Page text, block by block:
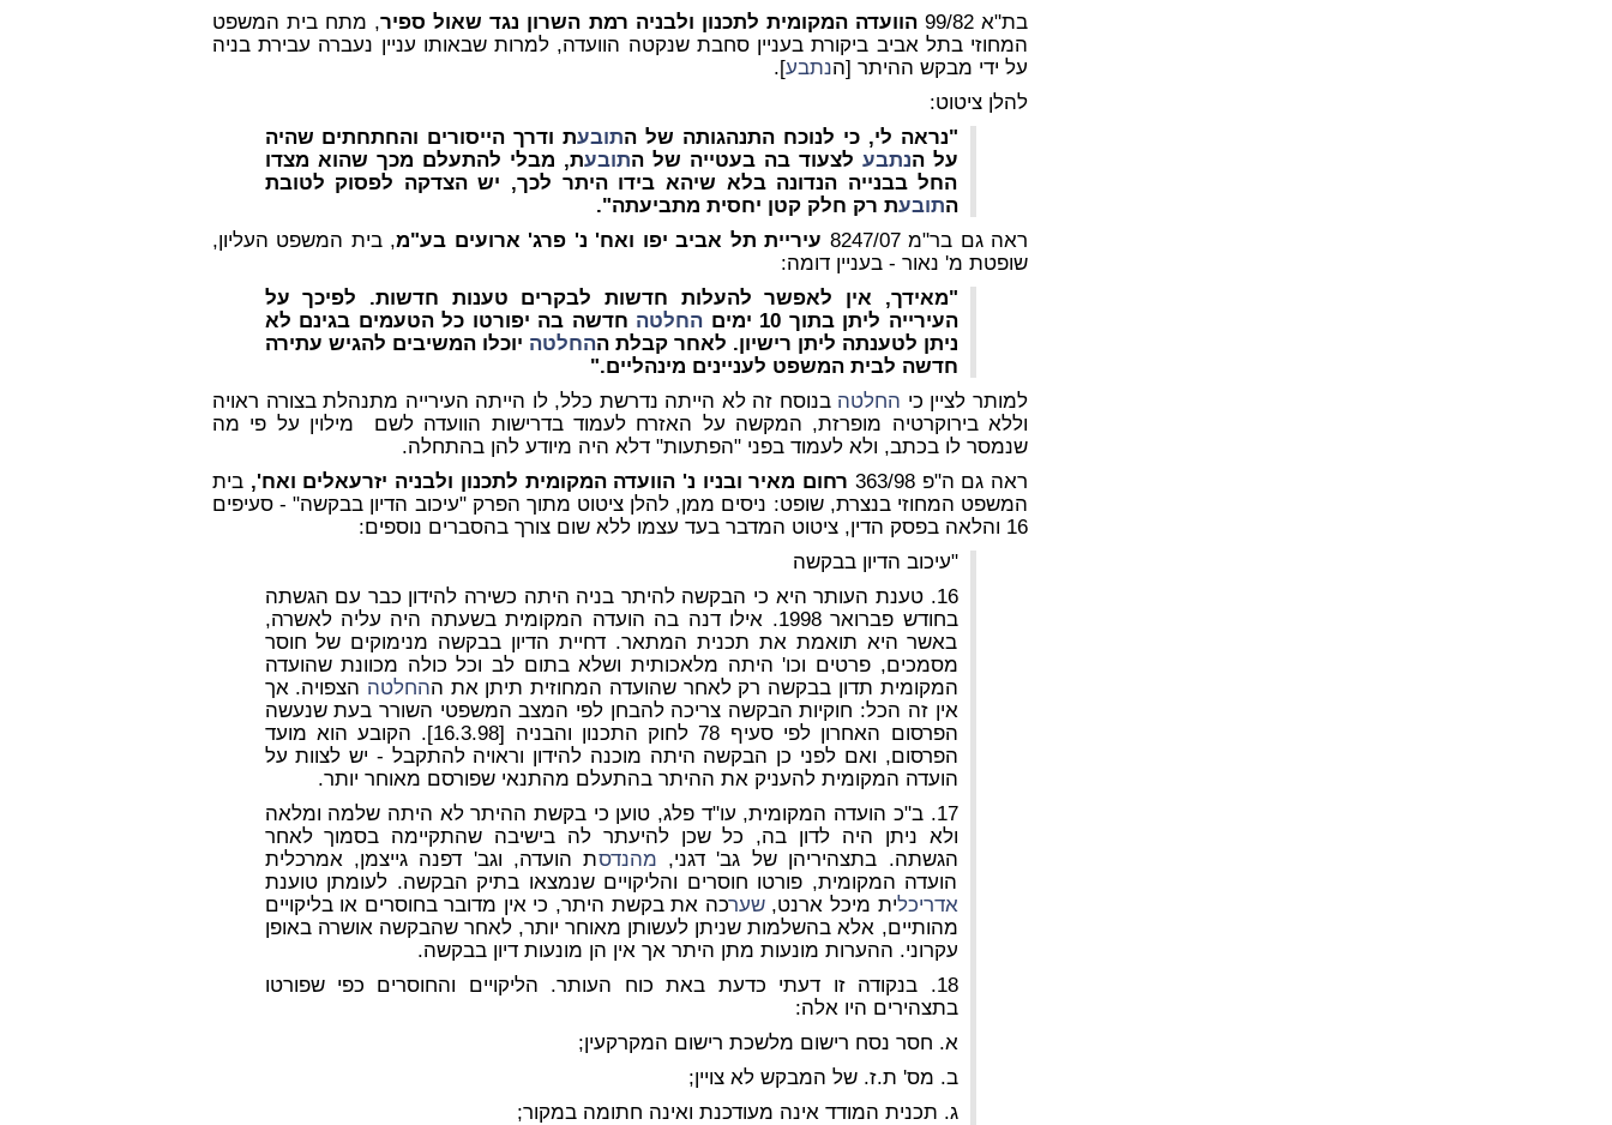
בת"א 99/82
הוועדה המקומית לתכנון ולבניה רמת השרון נגד שאול ספיר, מתח בית המשפט
המחוזי בתל אביב ביקורת בעניין סחבת שנקטה הוועדה, למרות שבאותו עניין נעברה עבירת בניה
על ידי מבקש ההיתר [הנתבע].
להלן ציטוט:
"נראה לי, כי לנוכח התנהגותה של התובעת ודרך הייסורים והחתחתים שהיה
על הנתבע לצעוד בה בעטייה של התובעת, מבלי להתעלם מכך שהוא מצדו
החל בבנייה הנדונה בלא שיהא בידו היתר לכך, יש הצדקה לפסוק לטובת
התובעת רק חלק קטן יחסית מתביעתה".
ראה גם בר"מ 8247/07
עיריית תל אביב יפו ואח' נ' פרג' ארועים בע"מ, בית המשפט העליון,
שופטת מ' נאור - בעניין דומה:
"מאידך, אין לאפשר להעלות חדשות לבקרים טענות חדשות. לפיכך על
העירייה ליתן בתוך 10 ימים
החלטה חדשה בה יפורטו כל הטעמים בגינם לא
ניתן לטענתה ליתן רישיון. לאחר קבלתההחלטה יוכלו המשיבים להגיש עתירה
חדשה לבית המשפט לעניינים מינהליים."
למותר לציין כי החלטה בנוסח זה לא הייתה נדרשת כלל, לו הייתה העירייה מתנהלת בצורה ראויה
וללא בירוקרטיה מופרזת, המקשה על האזרח לעמוד בדרישות הוועדה לשם מילוין על פי מה
שנמסר לו בכתב, ולא לעמוד בפני "הפתעות" דלא היה מיודע להן בהתחלה.
ראה גם ה"פ 363/98
רחום מאיר ובניו נ' הוועדה המקומית לתכנון ולבניה יזרעאלים ואח', בית
המשפט המחוזי בנצרת, שופט: ניסים ממן, להלן ציטוט מתוך הפרק "עיכוב הדיון בבקשה" - סעיפים
16 והלאה בפסק הדין, ציטוט המדבר בעד עצמו ללא שום צורך בהסברים נוספים:
"עיכוב הדיון בבקשה
16. טענת העותר היא כי הבקשה להיתר בניה היתה כשירה להידון כבר עם הגשתה
בחודש פברואר 1998. אילו דנה בה הועדה המקומית בשעתה היה עליה לאשרה,
באשר היא תואמת את תכנית המתאר. דחיית הדיון בבקשה מנימוקים של חוסר
מסמכים, פרטים וכו' היתה מלאכותית ושלא בתום לב וכל כולה מכוונת שהועדה
המקומית תדון בבקשה רק לאחר שהועדה המחוזית תיתן את ההחלטה הצפויה. אך
אין זה הכל: חוקיות הבקשה צריכה להבחן לפי המצב המשפטי השורר בעת שנעשה
הפרסום האחרון לפי סעיף 78 לחוק התכנון והבניה [16.3.98]. הקובע הוא מועד
הפרסום, ואם לפני כן הבקשה היתה מוכנה להידון וראויה להתקבל - יש לצוות על
הועדה המקומית להעניק את ההיתר בהתעלם מהתנאי שפורסם מאוחר יותר.
17. ב"כ הועדה המקומית, עו"ד פלג, טוען כי בקשת ההיתר לא היתה שלמה ומלאה
ולא ניתן היה לדון בה, כל שכן להיעתר לה בישיבה שהתקיימה בסמוך לאחר
הגשתה. בתצהיריהן של גב' דגני, מהנדסת הועדה, וגב' דפנה גייצמן, אמרכלית
הועדה המקומית, פורטו חוסרים והליקויים שנמצאו בתיק הבקשה. לעומתן טוענת
אדריכלית מיכל ארנט,שערכה את בקשת היתר, כי אין מדובר בחוסרים או בליקויים
מהותיים, אלא בהשלמות שניתן לעשותן מאוחר יותר, לאחר שהבקשה אושרה באופן
עקרוני. ההערות מונעות מתן היתר אך אין הן מונעות דיון בבקשה.
18. בנקודה זו דעתי כדעת באת כוח העותר. הליקויים והחוסרים כפי שפורטו
בתצהירים היו אלה:
א. חסר נסח רישום מלשכת רישום המקרקעין;
ב. מס' ת.ז. של המבקש לא צויין;
ג. תכנית המודד אינה מעודכנת ואינה חתומה במקור;